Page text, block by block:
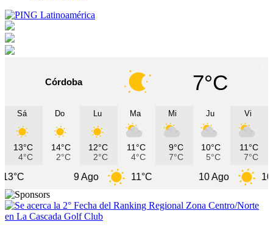
Córdoba 7°C
Sá
13°C
4°C
Do
14°C
2°C
Lu
12°C
2°C
Ma
11°C
4°C
Mi
9°C
7°C
Ju
10°C
5°C
Vi
11°C
7°C
11°C 10°C